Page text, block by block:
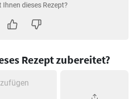
Ihnen dieses Rezept?
Rezept zubereitet?